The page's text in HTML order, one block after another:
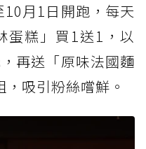
月1日開跑，每天
蛋糕」買1送1，以
再送「原味法國麵
吸引粉絲嚐鮮。